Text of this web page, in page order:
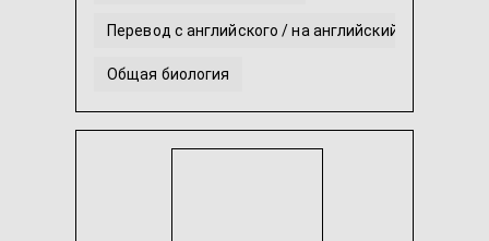
Перевод с английского / на английский
Общая биология
Британский английский